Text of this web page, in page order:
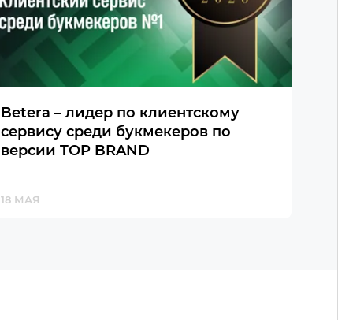
Betera – лидер по клиентскому
сервису среди букмекеров по
версии TOP BRAND
18 МАЯ